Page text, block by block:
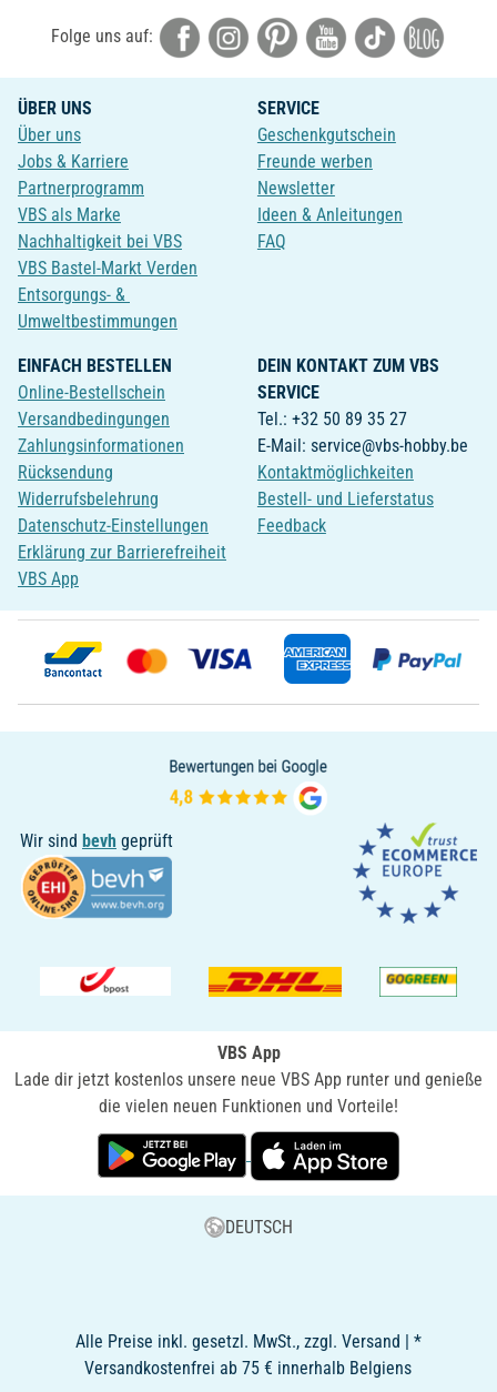
Folge uns auf:
ÜBER UNS
Über uns
Jobs & Karriere
Partnerprogramm
VBS als Marke
Nachhaltigkeit bei VBS
VBS Bastel-Markt Verden
Entsorgungs- &
Umweltbestimmungen
SERVICE
Geschenkgutschein
Freunde werben
Newsletter
Ideen & Anleitungen
FAQ
EINFACH BESTELLEN
Online-Bestellschein
Versandbedingungen
Zahlungsinformationen
Rücksendung
Widerrufsbelehrung
Datenschutz-Einstellungen
Erklärung zur Barrierefreiheit
VBS App
DEIN KONTAKT ZUM VBS
SERVICE
Tel.: +32 50 89 35 27
E-Mail: service@vbs-hobby.be
Kontaktmöglichkeiten
Bestell- und Lieferstatus
Feedback
Wir sind bevh geprüft
VBS App
Lade dir jetzt kostenlos unsere neue VBS App runter und genieße
die vielen neuen Funktionen und Vorteile!
DEUTSCH
Alle Preise inkl. gesetzl. MwSt., zzgl. Versand | *
Versandkostenfrei ab 75 € innerhalb Belgiens